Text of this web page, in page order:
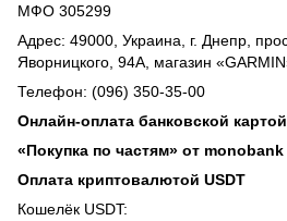
МФО 305299
Адрес: 49000, Украина, г. Днепр,
Яворницкого, 94А, магазин
Телефон: (096) 350-35-00
Онлайн-оплата банковской
«Покупка по частям» от monobank
Оплата криптовалютой USDT
Кошелёк USDT: